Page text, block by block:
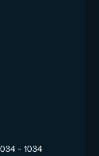
– 1034